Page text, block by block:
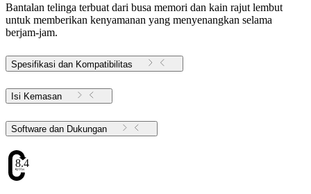
Bantalan telinga terbuat dari busa memori dan kain rajut lembut
untuk memberikan kenyamanan yang menyenangkan selama
berjam-jam.
Spesifikasi dan Kompatibilitas
Isi Kemasan
Software dan Dukungan
8.45